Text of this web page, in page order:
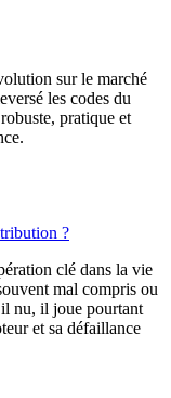
sur le marché
les codes du
pratique et
?
clé dans la vie
mal compris ou
nu, il joue pourtant
et sa défaillance